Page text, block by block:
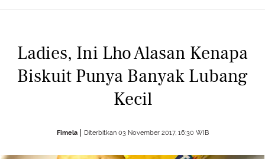
Ladies, Ini Lho Alasan Kenapa
Biskuit Punya Banyak Lubang
Kecil
Fimela Diterbitkan 03 November 2017, 16:30 WIB